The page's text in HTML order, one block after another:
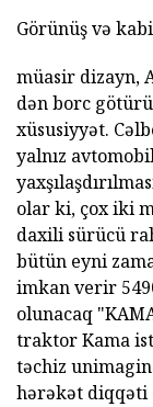
Görünüş və
müasir dizayn,
dən borc
xüsusiyyət.
yalnız
olar ki, çox iki
daxili sürücü
bütün eyni
imkan verir
olunacaq
traktor Kama
təchiz
hərəkət diqqəti